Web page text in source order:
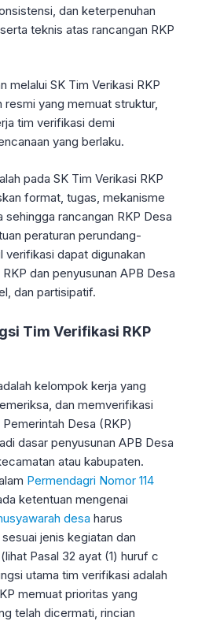
dan keterpenuhan
teknis atas rancangan RKP
melalui SK Tim Verikasi RKP
resmi yang memuat struktur,
tim verifikasi demi
yang berlaku.
pada SK Tim Verikasi RKP
format, tugas, mekanisme
sehingga rancangan RKP Desa
peraturan perundang-
verifikasi dapat digunakan
dan penyusunan APB Desa
dan partisipatif.
Tim Verifikasi RKP
kelompok kerja yang
dan memverifikasi
Desa (RKP)
dasar penyusunan APB Desa
atau kabupaten.
Permendagri Nomor 114
ketentuan mengenai
desa harus
jenis kegiatan dan
Pasal 32 ayat (1) huruf c
utama tim verifikasi adalah
memuat prioritas yang
telah dicermati, rincian